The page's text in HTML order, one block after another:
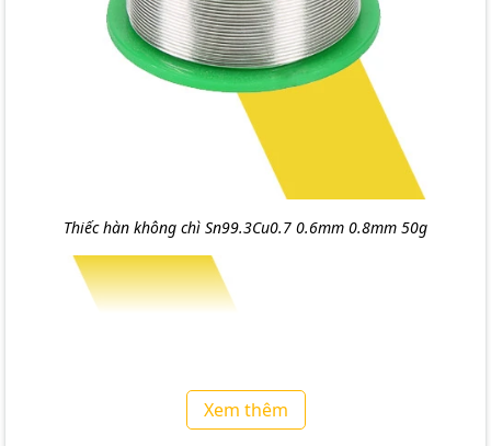
Thiếc hàn không chì Sn99.3Cu0.7 0.6mm 0.8mm 50g
Xem thêm